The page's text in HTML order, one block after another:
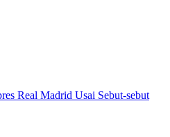
Real Madrid Usai Sebut-sebut